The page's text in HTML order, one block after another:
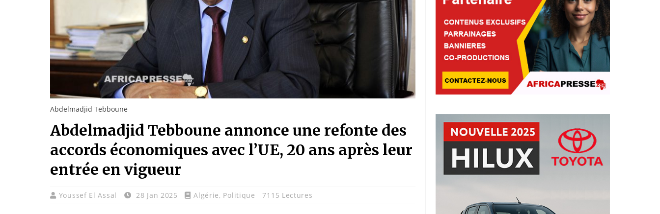
Abdelmadjid Tebboune
Abdelmadjid Tebboune annonce une refonte des
accords économiques avec l’UE, 20 ans après leur
entrée en vigueur
Youssef El Assal 28 Jan 2025 Algérie, Politique 7115 Lectures